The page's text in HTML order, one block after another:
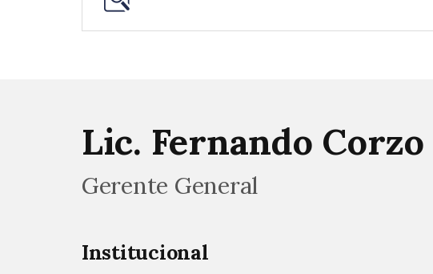
Lic. Fernando
Gerente General
Institucional